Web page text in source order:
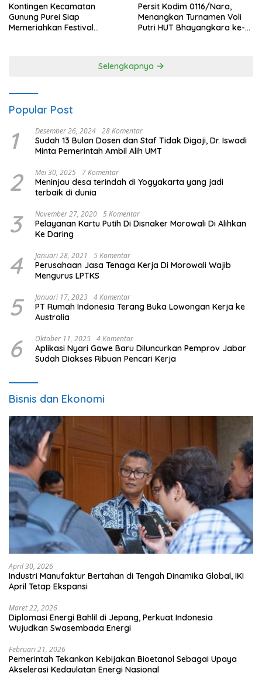
Kontingen Kecamatan
Gunung Purei Siap
Memeriahkan Festival
Persit Kodim 0116/Nara,
Menangkan Turnamen Voli
Putri HUT Bhayangkara ke-
Selengkapnya
Popular Post
1 Desember 26, 2024 28 Komentar
Sudah 13 Bulan Dosen dan Staf Tidak Digaji, Dr. Iswadi
Minta Pemerintah Ambil Alih UMT
2 Mei 30, 2025 7 Komentar
Meninjau desa terindah di Yogyakarta yang jadi
terbaik di dunia
3 November 27, 2020 5 Komentar
Pelayanan Kartu Putih Di Disnaker Morowali Di Alihkan
Ke Daring
4 Januari 28, 2021 5 Komentar
Perusahaan Jasa Tenaga Kerja Di Morowali Wajib
Mengurus LPTKS
5 Januari 17, 2023 4 Komentar
PT Rumah Indonesia Terang Buka Lowongan Kerja ke
Australia
6 Oktober 11, 2025 4 Komentar
Aplikasi Nyari Gawe Baru Diluncurkan Pemprov Jabar
Sudah Diakses Ribuan Pencari Kerja
Bisnis dan Ekonomi
April 30, 2026
Industri Manufaktur Bertahan di Tengah Dinamika Global, IKI
April Tetap Ekspansi
Maret 22, 2026
Diplomasi Energi Bahlil di Jepang, Perkuat Indonesia
Wujudkan Swasembada Energi
Februari 21, 2026
Pemerintah Tekankan Kebijakan Bioetanol Sebagai Upaya
Akselerasi Kedaulatan Energi Nasional